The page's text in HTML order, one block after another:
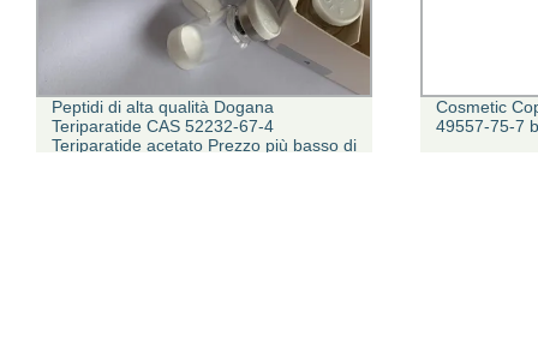
Peptidi di alta qualità Dogana
Teriparatide CAS 52232-67-4
Teriparatide acetato Prezzo più basso di
Cosmetic
49557-75-7